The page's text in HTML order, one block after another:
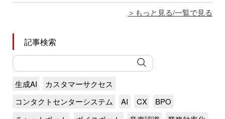
もっと見る/一覧で見る
記事検索
生成AI
カスタマーサクセス
コンタクトセンターシステム
AI CX
BPO